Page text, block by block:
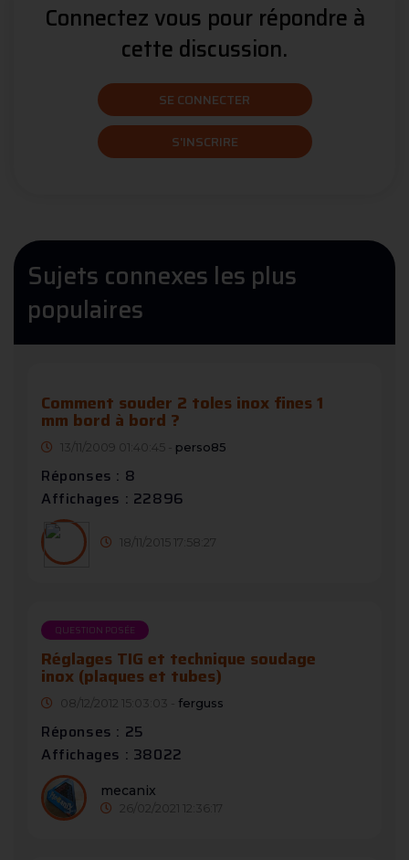
Connectez vous pour répondre à
cette discussion.
SE CONNECTER
S'INSCRIRE
Sujets connexes les plus
populaires
Comment souder 2 toles inox fines 1
mm bord à bord ?
13/11/2009 01:40:45 - perso85
Réponses : 8
Affichages : 22896
18/11/2015 17:58:27
QUESTION POSÉE
Réglages TIG et technique soudage
inox (plaques et tubes)
08/12/2012 15:03:03 - ferguss
Réponses : 25
Affichages : 38022
mecanix
26/02/2021 12:36:17